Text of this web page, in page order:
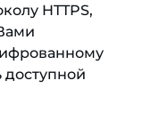
HTTPS,
доступной